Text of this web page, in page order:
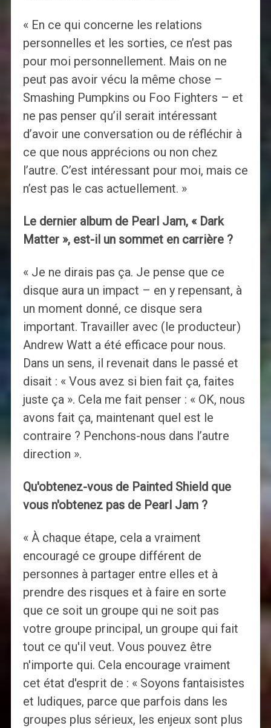
« En ce qui concerne les relations
personnelles et les sorties, ce n’est pas
pour moi personnellement. Mais on ne
peut pas avoir vécu la même chose –
Smashing Pumpkins ou Foo Fighters – et
ne pas penser qu’il serait intéressant
d’avoir une conversation ou de réfléchir à
ce que nous apprécions ou non chez
l’autre. C’est intéressant pour moi, mais ce
n’est pas le cas actuellement. »
Le dernier album de Pearl Jam, « Dark
Matter », est-il un sommet en carrière ?
« Je ne dirais pas ça. Je pense que ce
disque aura un impact – en y repensant, à
un moment donné, ce disque sera
important. Travailler avec (le producteur)
Andrew Watt a été efficace pour nous.
Dans un sens, il revenait dans le passé et
disait : « Vous avez si bien fait ça, faites
juste ça ». Cela me fait penser : « OK, nous
avons fait ça, maintenant quel est le
contraire ? Penchons-nous dans l’autre
direction ».
Qu'obtenez-vous de Painted Shield que
vous n'obtenez pas de Pearl Jam ?
« À chaque étape, cela a vraiment
encouragé ce groupe différent de
personnes à partager entre elles et à
prendre des risques et à faire en sorte
que ce soit un groupe qui ne soit pas
votre groupe principal, un groupe qui fait
tout ce qu'il veut. Vous pouvez être
n'importe qui. Cela encourage vraiment
cet état d'esprit de : « Soyons fantaisistes
et ludiques, parce que parfois dans les
groupes plus sérieux, les enjeux sont plus